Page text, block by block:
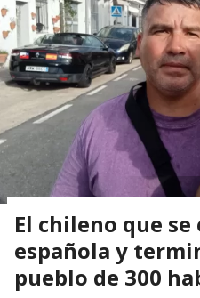
El chileno que
española y
pueblo de 300